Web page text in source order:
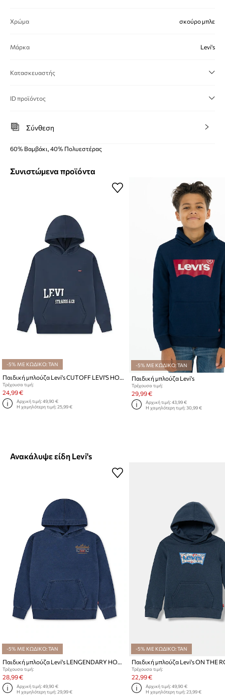
Χρώμα σκούρο μπλε
Μάρκα Levi's
Κατασκευαστής
ID προϊόντος
Σύνθεση
60% Βαμβάκι, 40% Πολυεστέρας
Συνιστώμενα προϊόντα
-5% ΜΕ ΚΩΔΙΚΟ: TAN
Τρέχουσα τιμή:
24,99 €
Αρχική τιμή:49,90 €
Η χαμηλότερη τιμή:25,99 €
-5% ΜΕ ΚΩΔΙΚΟ: TAN
Παιδική μπλούζα Levi's
Τρέχουσα τιμή:
29,99 €
Αρχική τιμή:43,99 €
Η χαμηλότερη τιμή:30,99 €
Ανακάλυψε είδη Levi's
-5% ΜΕ ΚΩΔΙΚΟ: TAN
Παιδική μπλούζα Levi's LENGENDARY HOODIE
Τρέχουσα τιμή:
28,99 €
Αρχική τιμή:49,90 €
Η χαμηλότερη τιμή:29,99 €
-5% ΜΕ ΚΩΔΙΚΟ: TAN
Τρέχουσα τιμή:
22,99 €
Αρχική τιμή:49,90 €
Η χαμηλότερη τιμή:23,99 €